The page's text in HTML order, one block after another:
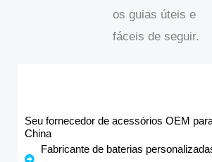
os guias úteis e
fáceis de seguir.
Seu fornecedor de acessórios OEM
China
Fabricante de baterias